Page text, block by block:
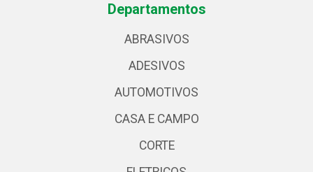
Departamentos
ABRASIVOS
ADESIVOS
AUTOMOTIVOS
CASA E CAMPO
CORTE